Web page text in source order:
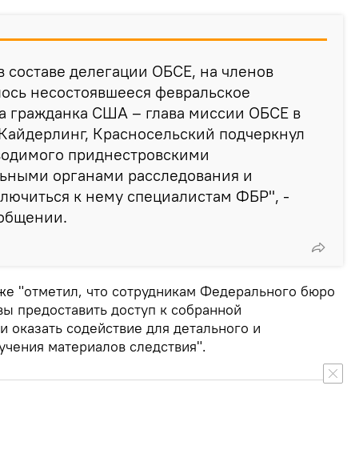
составе делегации ОБСЕ, на членов
несостоявшееся февральское
гражданка США – глава миссии ОБСЕ в
Красносельский подчеркнул
приднестровскими
органами расследования и
к нему специалистам ФБР", -
"отметил, что сотрудникам Федерального бюро
предоставить доступ к собранной
оказать содействие для детального и
материалов следствия".